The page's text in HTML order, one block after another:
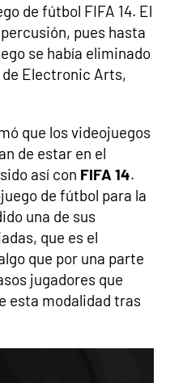
de fútbol FIFA 14. El
pues hasta
se había eliminado
Electronic Arts,
que los videojuegos
de estar en el
así con FIFA 14.
de fútbol para la
una de sus
que es el
que por una parte
jugadores que
esta modalidad tras